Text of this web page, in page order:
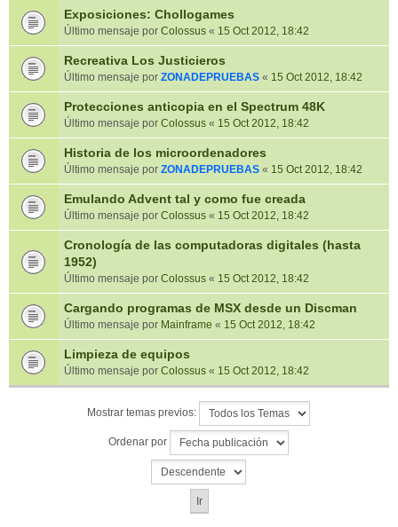
Exposiciones: Chollogames
Último mensaje por Colossus « 15 Oct 2012, 18:42
Recreativa Los Justicieros
Último mensaje por ZONADEPRUEBAS « 15 Oct 2012, 18:42
Protecciones anticopia en el Spectrum 48K
Último mensaje por Colossus « 15 Oct 2012, 18:42
Historia de los microordenadores
Último mensaje por ZONADEPRUEBAS « 15 Oct 2012, 18:42
Emulando Advent tal y como fue creada
Último mensaje por Colossus « 15 Oct 2012, 18:42
Cronología de las computadoras digitales (hasta
1952)
Último mensaje por Colossus « 15 Oct 2012, 18:42
Cargando programas de MSX desde un Discman
Último mensaje por Mainframe « 15 Oct 2012, 18:42
Limpieza de equipos
Último mensaje por Colossus « 15 Oct 2012, 18:42
Mostrar temas previos:
Ordenar por